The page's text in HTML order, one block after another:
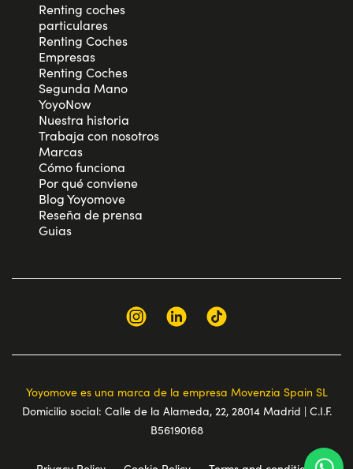
Renting coches
particulares
Renting Coches
Empresas
Renting Coches
Segunda Mano
YoyoNow
Nuestra historia
Trabaja con nosotros
Marcas
Cómo funciona
Por qué conviene
Blog Yoyomove
Reseña de prensa
Guias
Yoyomove es una marca de la empresa Movenzia Spain SL
Domicilio social: Calle de la Alameda, 22, 28014 Madrid | C.I.F.
B56190168